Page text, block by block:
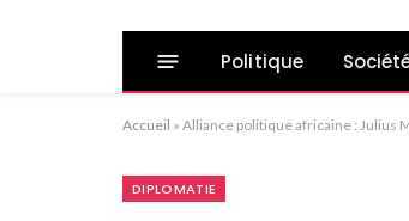
Politique
Accueil » Alliance politique africaine : Julius
DIPLOMATIE